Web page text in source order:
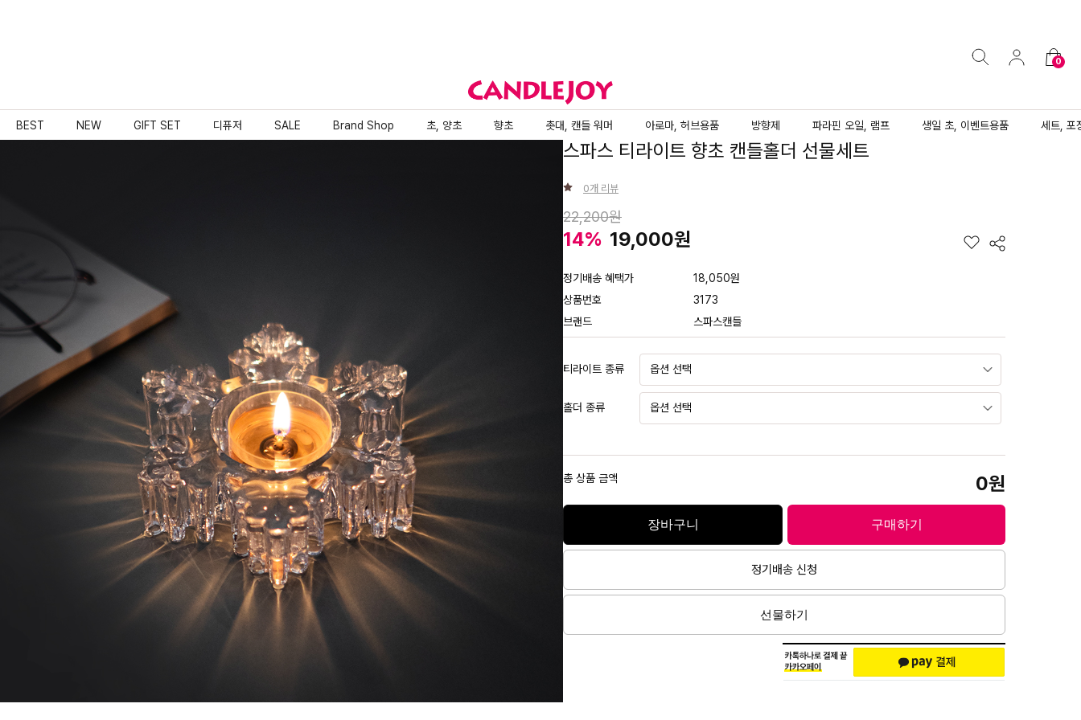
NEW GIFT SET SALE
BEST 디퓨저 Brand Shop 초, 양초 향초 촛대, 캔들 워머 아로마, 허브용품 방향제 파라핀 오일, 램프 생일 초, 이벤트용품 세트, 포
0
스파스 티라이트 향초 캔들홀더 선물세트
0개 리뷰
22,200
14% 19,000
정기배송 혜택가
18,050원
상품번호
3173
브랜드
스파스캔들
티라이트 종류
홀더 종류
총 상품 금액 0
장바구니 구매하기
정기배송 신청
선물하기